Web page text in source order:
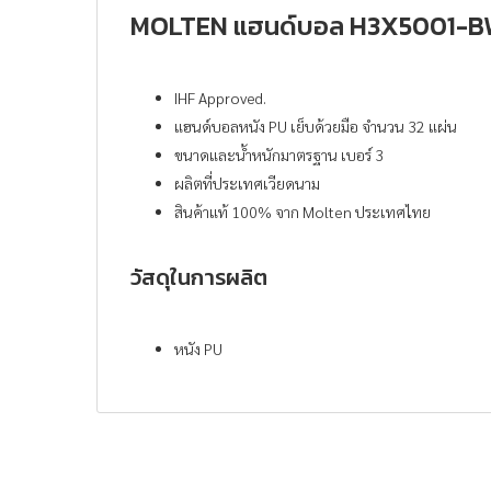
MOLTEN แฮนด์บอล H3X5001-
IHF Approved.
แฮนด์บอลหนัง PU เย็บด้วยมือ จำนวน 32 แผ่น
ขนาดและน้ำหนักมาตรฐาน เบอร์ 3
ผลิตที่ประเทศเวียดนาม
สินค้าแท้ 100% จาก Molten ประเทศไทย
วัสดุในการผลิต
หนัง PU